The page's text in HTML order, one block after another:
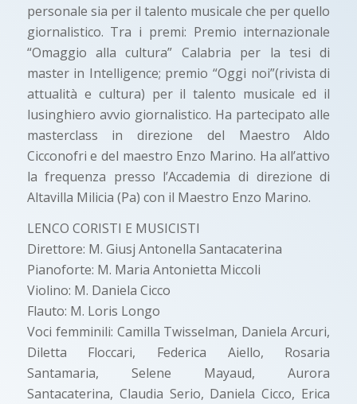
personale sia per il talento musicale che per quello
giornalistico. Tra i premi: Premio internazionale
“Omaggio alla cultura” Calabria per la tesi di
master in Intelligence; premio “Oggi noi”(rivista di
attualità e cultura) per il talento musicale ed il
lusinghiero avvio giornalistico. Ha partecipato alle
masterclass in direzione del Maestro Aldo
Cicconofri e del maestro Enzo Marino. Ha all’attivo
la frequenza presso l’Accademia di direzione di
Altavilla Milicia (Pa) con il Maestro Enzo Marino.
LENCO CORISTI E MUSICISTI
Direttore: M. Giusj Antonella Santacaterina
Pianoforte: M. Maria Antonietta Miccoli
Violino: M. Daniela Cicco
Flauto: M. Loris Longo
Voci femminili: Camilla Twisselman, Daniela Arcuri,
Diletta Floccari, Federica Aiello, Rosaria
Santamaria, Selene Mayaud, Aurora
Santacaterina, Claudia Serio, Daniela Cicco, Erica